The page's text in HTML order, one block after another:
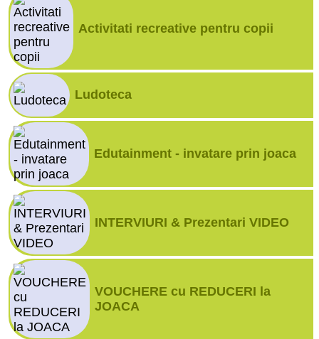
Activitati recreative pentru copii
Ludoteca
Edutainment - invatare prin joaca
INTERVIURI & Prezentari VIDEO
VOUCHERE cu REDUCERI la
JOACA